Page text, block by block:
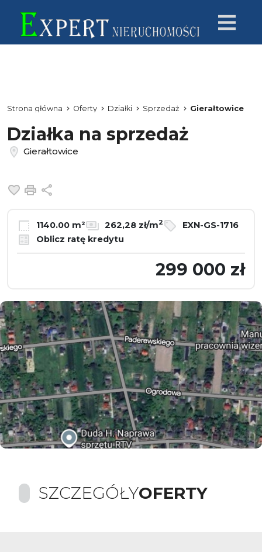
Strona główna Oferty Działki Sprzedaż Gierałtowice
Działka na sprzedaż
Gierałtowice
Dodaj do ulubionych
Drukuj
1140.00 m² 262,28 zł/m2
EXN-GS-1716
Oblicz ratę kredytu
299 000 zł
SZCZEGÓŁYOFERTY